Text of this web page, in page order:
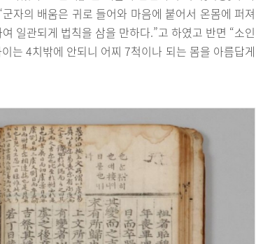
자의 배움은 귀로 들어와 마음에 붙어서 온몸에 퍼져
일관되게 법칙을 삼을 만하다.”고 하였고 반면 “소인
는 4치밖에 안되니 어찌 7척이나 되는 몸을 아름답게